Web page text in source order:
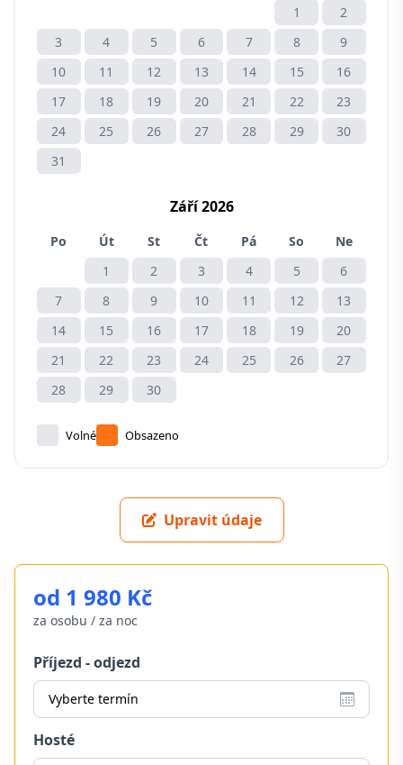
1
2
3
4 5 6 7 8
9
10
11 12 13 14 15
16
17
18 19 20 21 22
23
24
25 26 27 28 29
30
31
Září 2026
Po Út St Čt Pá So
Ne
1
2 3 4 5
6
7
8 9 10 11 12
13
14
15 16 17 18 19
20
21
22 23 24 25 26
27
28
29 30
Volné Obsazeno
Upravit údaje
od 1 980 Kč
za osobu / za noc
Příjezd - odjezd
Vyberte termín
Hosté